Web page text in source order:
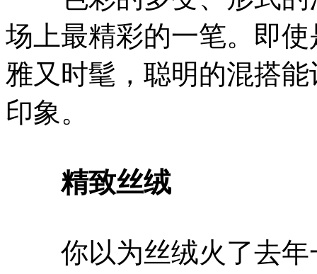
场上最精彩的一笔。即
雅又时髦，聪明的混搭
印象。
精致丝绒
你以为丝绒火了去年